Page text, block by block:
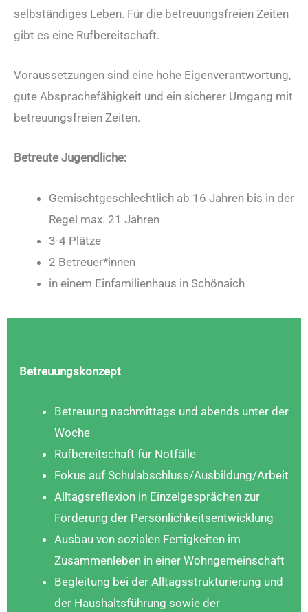
selbständiges Leben. Für die betreuungsfreien Zeiten
gibt es eine Rufbereitschaft.
Voraussetzungen sind eine hohe Eigenverantwortung,
gute Absprachefähigkeit und ein sicherer Umgang mit
betreuungsfreien Zeiten.
Betreute Jugendliche:
Gemischtgeschlechtlich ab 16 Jahren bis in der
Regel max. 21 Jahren
3-4 Plätze
2 Betreuer*innen
in einem Einfamilienhaus in Schönaich
Betreuungskonzept
Betreuung nachmittags und abends unter der
Woche
Rufbereitschaft für Notfälle
Fokus auf Schulabschluss/Ausbildung/Arbeit
Alltagsreflexion in Einzelgesprächen zur
Förderung der Persönlichkeitsentwicklung
Ausbau von sozialen Fertigkeiten im
Zusammenleben in einer Wohngemeinschaft
Begleitung bei der Alltagsstrukturierung und
der Haushaltsführung sowie der